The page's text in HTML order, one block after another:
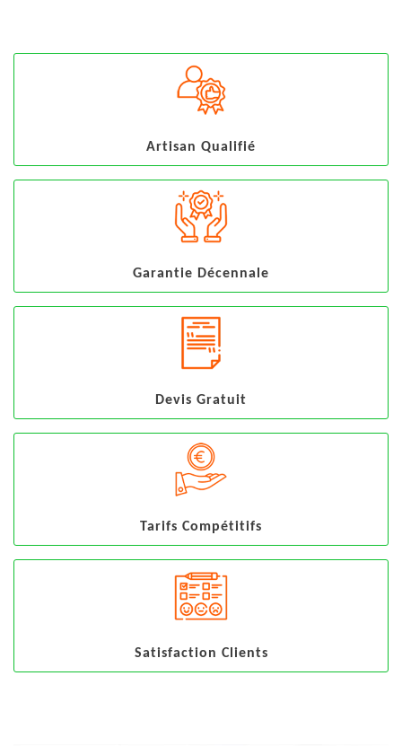
Artisan Qualifié
Garantie Décennale
Devis Gratuit
Tarifs Compétitifs
Satisfaction Clients